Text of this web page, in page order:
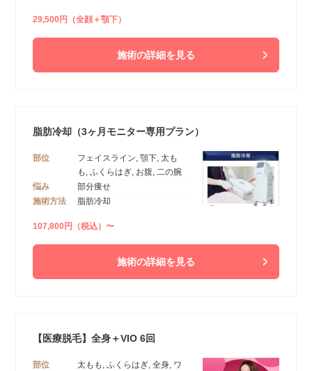
29,500円（全顔＋顎下）
施術の詳細を見る
脂肪冷却（3ヶ月モニター専用プラン）
部位
フェイスライン, 顎下, 太も
も, ふくらはぎ, お腹, 二の腕
悩み
部分痩せ
施術方法
脂肪冷却
107,800円（税込）〜
施術の詳細を見る
【医療脱毛】全身＋VIO 6回
部位
太もも, ふくらはぎ, 全身, ワ